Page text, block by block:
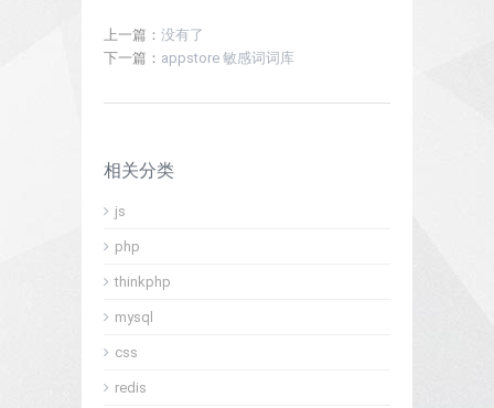
上一篇： 没有了
下一篇： appstore 敏感词词库
相关分类
js
php
thinkphp
mysql
css
redis